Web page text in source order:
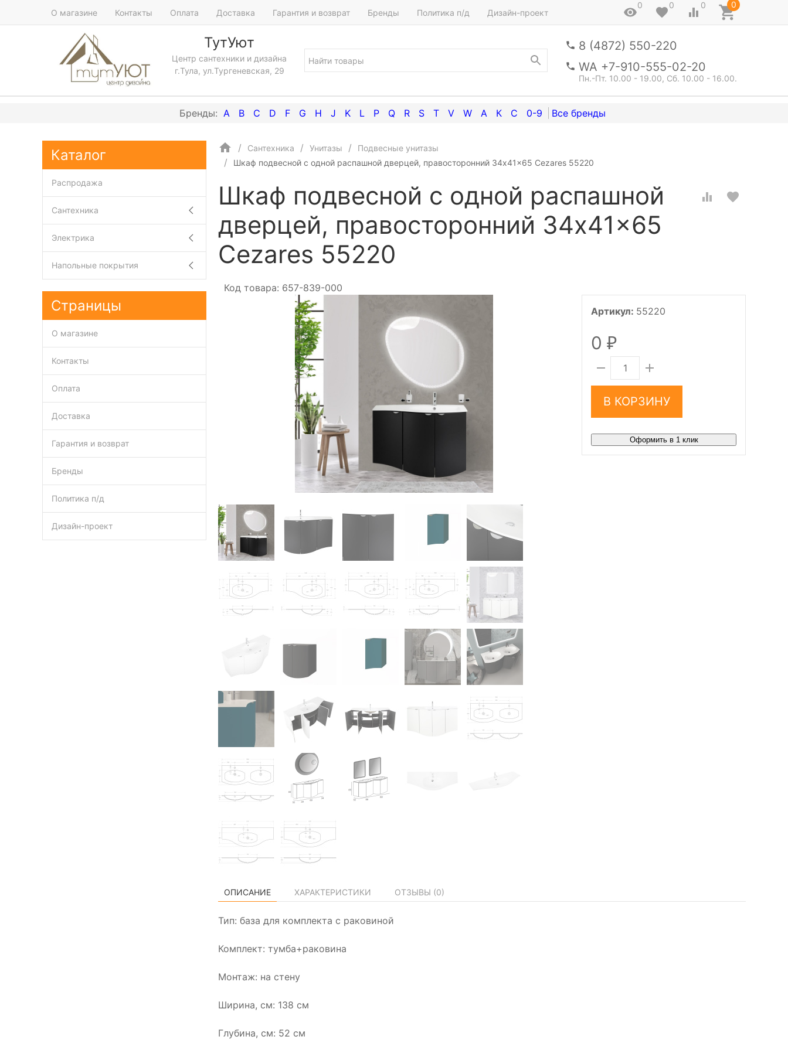
О магазине Контакты Оплата Доставка Гарантия и возврат Бренды Политика п/д Дизайн-проект
0 0 0 0
ТутУют
Центр сантехники и дизайна
г.Тула, ул.Тургеневская, 29
8 (4872) 550-220
WA +7-910-555-02-20
Пн.-Пт. 10.00 - 19.00, Сб. 10.00 - 16.00.
A B C D F G H J K L P Q R S T V W А К С 0-9
Сантехника Унитазы
Подвесные унитазы
Шкаф подвесной с одной распашной дверцей, правосторонний 34x41x65 Cezares 55220
Шкаф подвесной с одной распашной
дверцей, правосторонний 34x41x65
Cezares 55220
Код товара: 657-839-000
Артикул: 55220
0 ₽
В КОРЗИНУ
Оформить в 1 клик
ОПИСАНИЕ ХАРАКТЕРИСТИКИ ОТЗЫВЫ (0)
Тип: база для комплекта с раковиной
Комплект: тумба+раковина
Монтаж: на стену
Ширина, см: 138 см
Глубина, см: 52 см
Каталог
Распродажа
Сантехника
Электрика
Напольные покрытия
Страницы
О магазине
Контакты
Оплата
Доставка
Гарантия и возврат
Бренды
Политика п/д
Дизайн-проект